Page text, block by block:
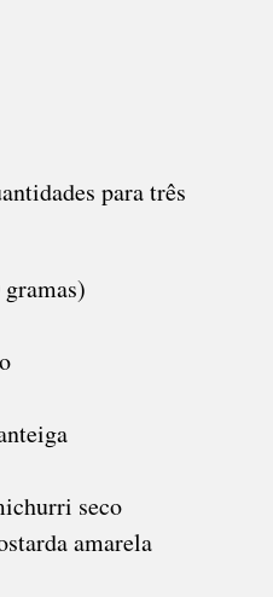
para três
seco
amarela